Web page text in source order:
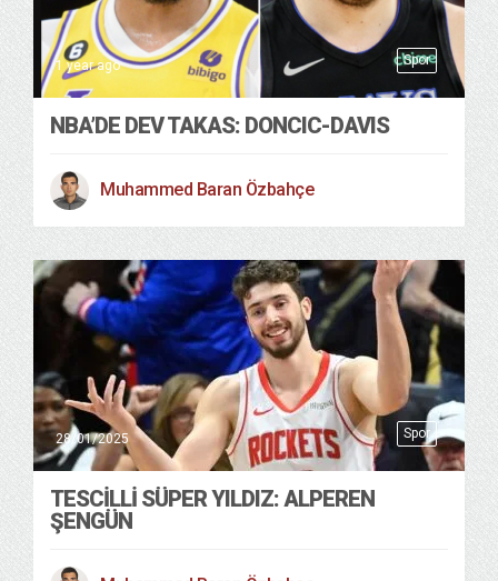
Spor
1 year ago
NBA’DE DEV TAKAS: DONCIC-DAVIS
Muhammed Baran Özbahçe
Spor
28/01/2025
TESCİLLİ SÜPER YILDIZ: ALPEREN
ŞENGÜN